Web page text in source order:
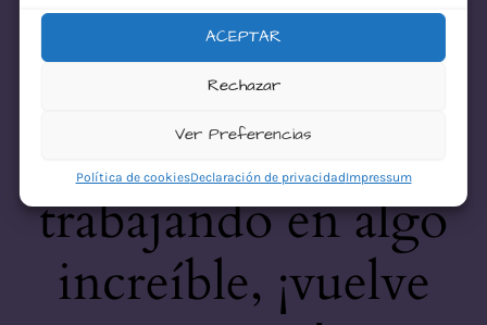
ACEPTAR
Rechazar
Ver Preferencias
Política de cookiesDeclaración de privacidadImpressum
¡Disculpa este
desastre! Estamos
trabajando en algo
increíble, ¡vuelve